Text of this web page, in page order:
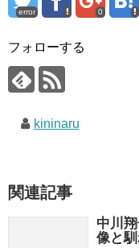
error 0
フォローする
kininaru
関連記事
中川
像と